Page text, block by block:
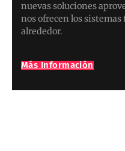
nuevas soluciones
nos ofrecen los
alrededor.
Más Información